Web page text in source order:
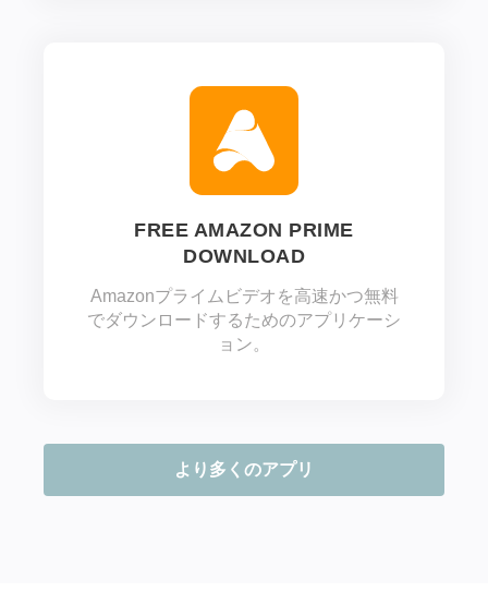
FREE AMAZON PRIME
DOWNLOAD
Amazonプライムビデオを高速かつ無料
でダウンロードするためのアプリケーシ
ョン。
より多くのアプリ